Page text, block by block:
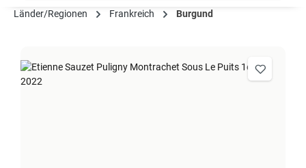
Länder/Regionen Frankreich Burgund